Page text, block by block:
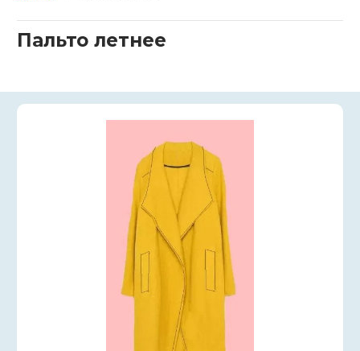
Пальто летнее